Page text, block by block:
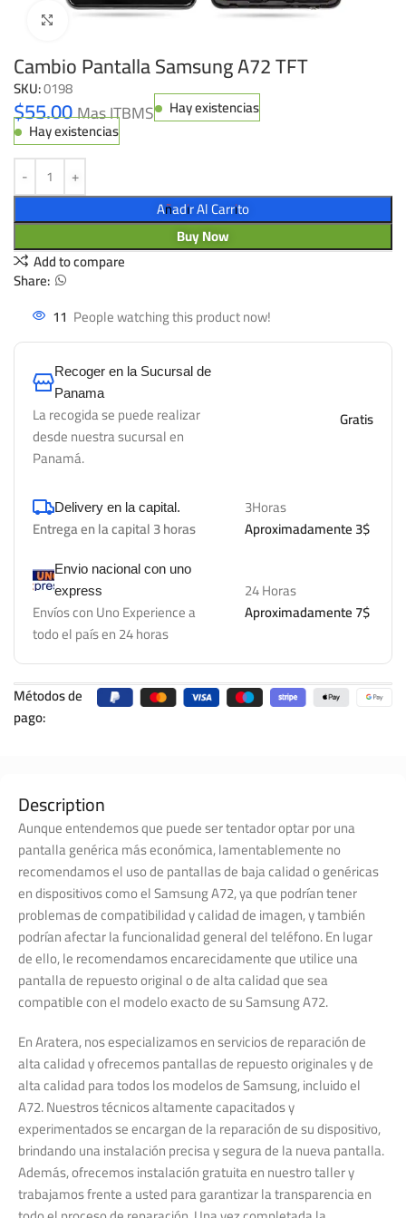
Click to enlarge
Cambio Pantalla Samsung A72 TFT
SKU:0198
$55.00Mas ITBMS
Hay existencias
Hay existencias
Añadir Al Carrito
Buy Now
Add to compare
Share:
11 People watching this product now!
Recoger en la Sucursal de
Panama
La recogida se puede realizar
desde nuestra sucursal en
Panamá.
Gratis
Delivery en la capital.
Entrega en la capital 3 horas
3Horas
Aproximadamente 3$
Envio nacional con uno
express
Envíos con Uno Experience a
todo el país en 24 horas
24 Horas
Aproximadamente 7$
Métodos de
pago:
Description
Aunque entendemos que puede ser tentador optar por una
pantalla genérica más económica, lamentablemente no
recomendamos el uso de pantallas de baja calidad o genéricas
en dispositivos como el Samsung A72, ya que podrían tener
problemas de compatibilidad y calidad de imagen, y también
podrían afectar la funcionalidad general del teléfono. En lugar
de ello, le recomendamos encarecidamente que utilice una
pantalla de repuesto original o de alta calidad que sea
compatible con el modelo exacto de su Samsung A72.
En Aratera, nos especializamos en servicios de reparación de
alta calidad y ofrecemos pantallas de repuesto originales y de
alta calidad para todos los modelos de Samsung, incluido el
A72. Nuestros técnicos altamente capacitados y
experimentados se encargan de la reparación de su dispositivo,
brindando una instalación precisa y segura de la nueva pantalla.
Además, ofrecemos instalación gratuita en nuestro taller y
trabajamos frente a usted para garantizar la transparencia en